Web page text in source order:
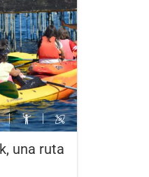
una ruta